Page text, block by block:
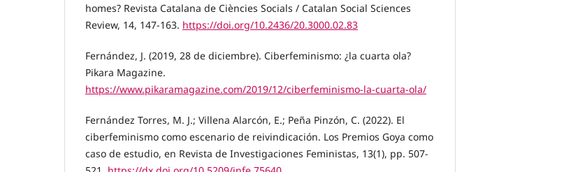
homes? Revista Catalana de Ciències Socials / Catalan Social Sciences
Review, 14, 147-163. https://doi.org/10.2436/20.3000.02.83
Fernández, J. (2019, 28 de diciembre). Ciberfeminismo: ¿la cuarta ola?
Pikara Magazine.
https://www.pikaramagazine.com/2019/12/ciberfeminismo-la-cuarta-ola/
Fernández Torres, M. J.; Villena Alarcón, E.; Peña Pinzón, C. (2022). El
ciberfeminismo como escenario de reivindicación. Los Premios Goya como
caso de estudio, en Revista de Investigaciones Feministas, 13(1), pp. 507-